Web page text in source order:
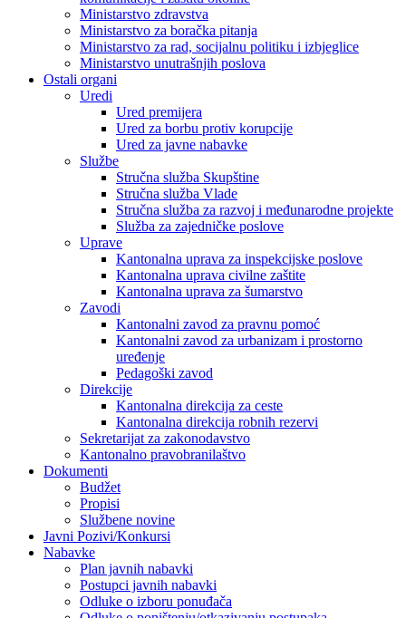
Ministarstvo zdravstva
Ministarstvo za boračka pitanja
Ministarstvo za rad, socijalnu politiku i izbjeglice
Ministarstvo unutrašnjih poslova
Ostali organi
Uredi
Ured premijera
Ured za borbu protiv korupcije
Ured za javne nabavke
Službe
Stručna služba Skupštine
Stručna služba Vlade
Stručna služba za razvoj i međunarodne projekte
Služba za zajedničke poslove
Uprave
Kantonalna uprava za inspekcijske poslove
Kantonalna uprava civilne zaštite
Kantonalna uprava za šumarstvo
Zavodi
Kantonalni zavod za pravnu pomoć
Kantonalni zavod za urbanizam i prostorno
uređenje
Pedagoški zavod
Direkcije
Kantonalna direkcija za ceste
Kantonalna direkcija robnih rezervi
Sekretarijat za zakonodavstvo
Kantonalno pravobranilaštvo
Dokumenti
Budžet
Propisi
Službene novine
Javni Pozivi/Konkursi
Nabavke
Plan javnih nabavki
Postupci javnih nabavki
Odluke o izboru ponuđača